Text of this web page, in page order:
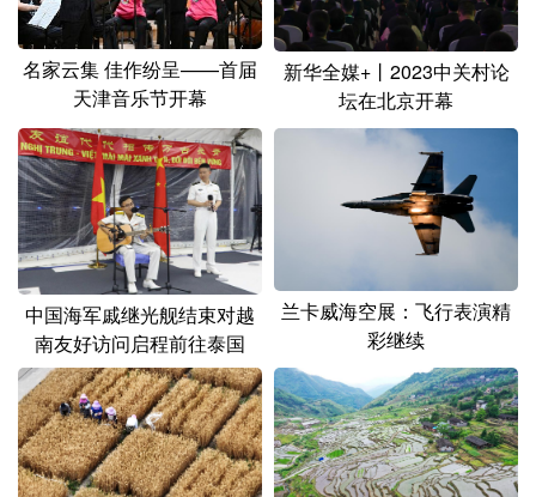
名家云集 佳作纷呈——首届
天津音乐节开幕
新华全媒+丨2023中关村论
坛在北京开幕
中国海军戚继光舰结束对越
南友好访问启程前往泰国
兰卡威海空展：飞行表演精
彩继续